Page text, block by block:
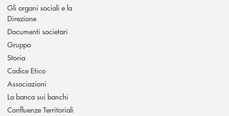
Gli organi sociali e la
Direzione
Documenti societari
Gruppo
Storia
Codice Etico
Associazioni
La banca sui banchi
Confluenze Territoriali